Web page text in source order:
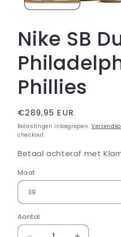
Nike SB
Phillies
Normale
prijs
€289,95 EUR
Belastingen inbegrepen.
checkout.
Betaal achteraf met
Maat
Aantal